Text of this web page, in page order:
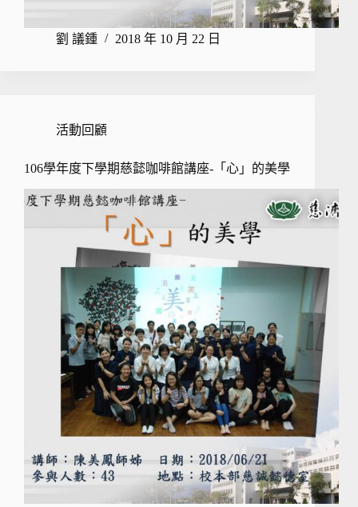
劉 議鍾 2018 年 10 月 22 日
活動回顧
106學年度下學期慈懿咖啡館講座-「心」的美學